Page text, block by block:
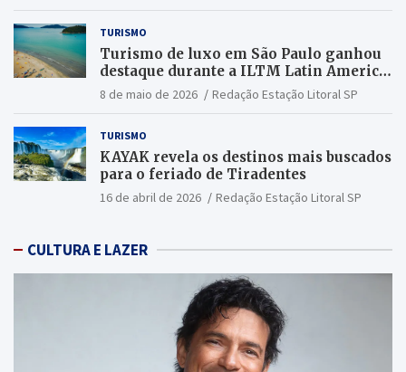
TURISMO
Turismo de luxo em São Paulo ganhou
destaque durante a ILTM Latin America
2026
8 de maio de 2026 Redação Estação Litoral SP
TURISMO
KAYAK revela os destinos mais buscados
para o feriado de Tiradentes
16 de abril de 2026 Redação Estação Litoral SP
CULTURA E LAZER